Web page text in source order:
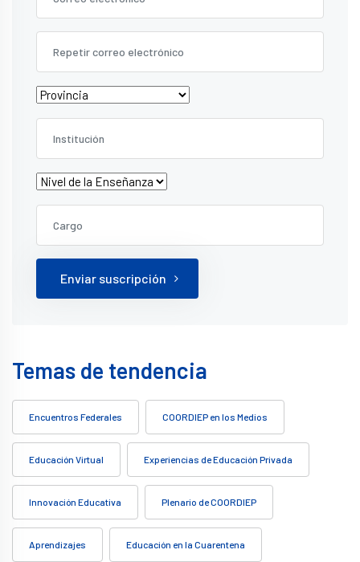
Enviar suscripción
Temas de tendencia
Encuentros Federales COORDIEP en los Medios
Educación Virtual Experiencias de Educación Privada
Innovación Educativa Plenario de COORDIEP
Aprendizajes Educación en la Cuarentena